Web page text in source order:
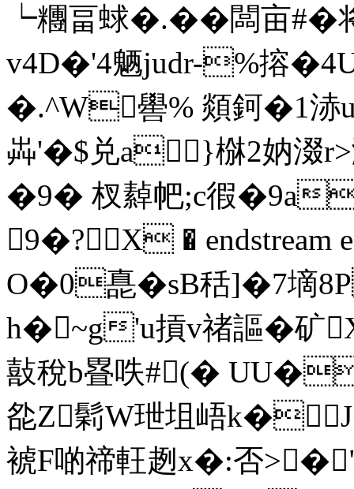
┕糰畐蛷�.��闆亩
v4D�'4魉judr-%搈
�.^W嚳% 顃鈳�1浾
芔'�$兑a}椕2妠涰
�9� 杈繛帊;c徦�9a
9�? X � endstream
O�0嗭�sB秳]�7
h�~g'u摃v禇謳�矿
敼稅b疂呹#(�
夞Z鬁W玴坥峿
裭F啲禘軖趔x�:否>�